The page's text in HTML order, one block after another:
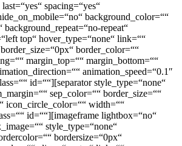
spacing=“yes“
background_color=““
background_repeat=“no-repeat“
top“ hover_type=“none“ link=““
border_color=““
margin_top=““ margin_bottom=““
animation_speed=“0.1″
id=““][separator style_type=“none“
sep_color=““ border_size=““
icon_circle_color=““ width=““
id=““][imageframe lightbox=“no“
style_type=“none“
bordersize=“0px“